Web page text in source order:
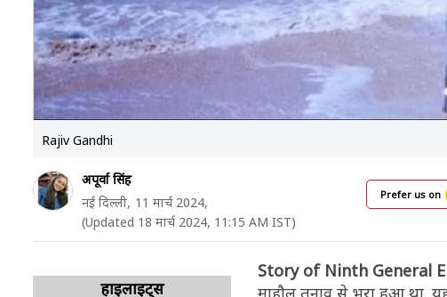
Rajiv Gandhi
अपूर्वा सिंह
नई दिल्ली, 11 मार्च 2024,
(Updated 18 मार्च 2024, 11:15 AM IST)
Prefer us on
हाइलाइट्स
Story of Ninth General
माहौल तनाव से भरा हुआ था.